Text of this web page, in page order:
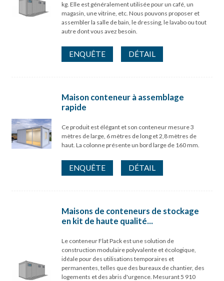
kg. Elle est généralement utilisée pour un café, un
magasin, une vitrine, etc. Nous pouvons proposer et
assembler la salle de bain, le dressing, le lavabo ou tout
autre dont vous avez besoin.
ENQUÊTE DÉTAIL
Maison conteneur à assemblage
rapide
Ce produit est élégant et son conteneur mesure 3
mètres de large, 6 mètres de long et 2,8 mètres de
haut. La colonne présente un bord large de 160 mm.
ENQUÊTE DÉTAIL
Maisons de conteneurs de stockage
en kit de haute qualité...
Le conteneur Flat Pack est une solution de
construction modulaire polyvalente et écologique,
idéale pour des utilisations temporaires et
permanentes, telles que des bureaux de chantier, des
logements et des abris d'urgence. Mesurant 5 910